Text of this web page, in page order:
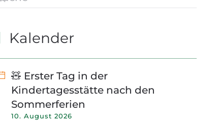
Kalender
🧸 Erster Tag in der
Kindertagesstätte nach den
Sommerferien
10. August 2026